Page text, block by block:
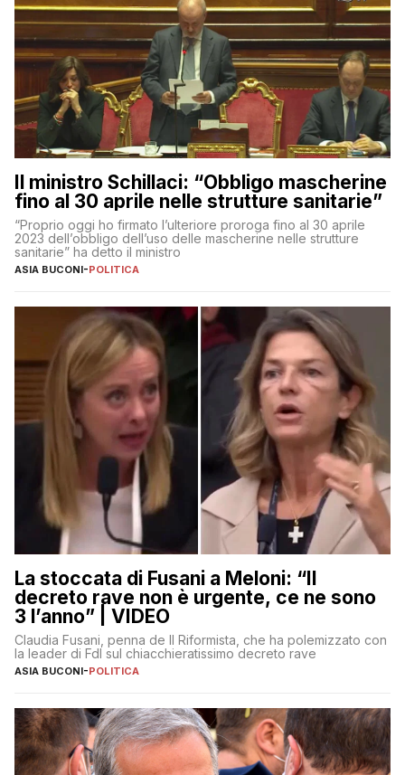
Il ministro Schillaci: “Obbligo mascherine
fino al 30 aprile nelle strutture sanitarie”
“Proprio oggi ho firmato l’ulteriore proroga fino al 30 aprile
2023 dell’obbligo dell’uso delle mascherine nelle strutture
sanitarie” ha detto il ministro
ASIA BUCONI-POLITICA
La stoccata di Fusani a Meloni: “Il
decreto rave non è urgente, ce ne sono
3 l’anno” | VIDEO
Claudia Fusani, penna de Il Riformista, che ha polemizzato con
la leader di FdI sul chiacchieratissimo decreto rave
ASIA BUCONI-POLITICA